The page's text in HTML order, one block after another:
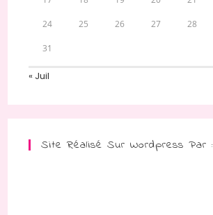
24 25 26 27 28
31
« Juil
Site Réalisé Sur Wordpress Par :